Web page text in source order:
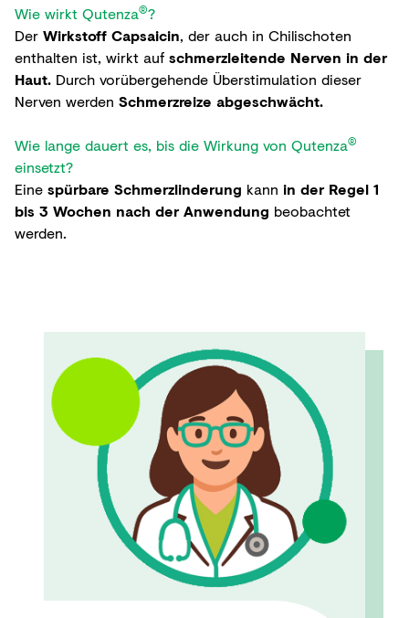
Wie wirkt Qutenza®?
Der Wirkstoff Capsaicin, der auch in Chilischoten
enthalten ist, wirkt auf schmerzleitende Nerven in der
Haut. Durch vorübergehende Überstimulation dieser
Nerven werden Schmerzreize abgeschwächt.
Wie lange dauert es, bis die Wirkung von Qutenza®
einsetzt?
Eine spürbare Schmerzlinderung kann in der Regel 1
bis 3 Wochen nach der Anwendung beobachtet
werden.